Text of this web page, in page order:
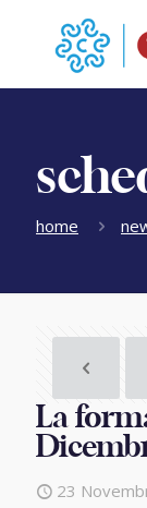
home
La
23